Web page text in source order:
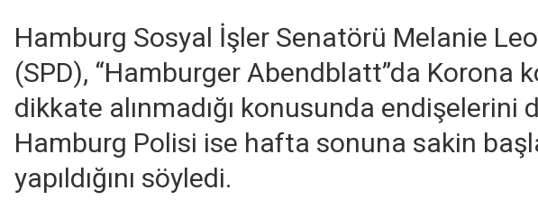
Hamburg Sosyal İşler Senatörü Melanie
(SPD), “Hamburger Abendblatt”da Korona
dikkate alınmadığı konusunda endişelerini
Hamburg Polisi ise hafta sonuna sakin
yapıldığını söyledi.